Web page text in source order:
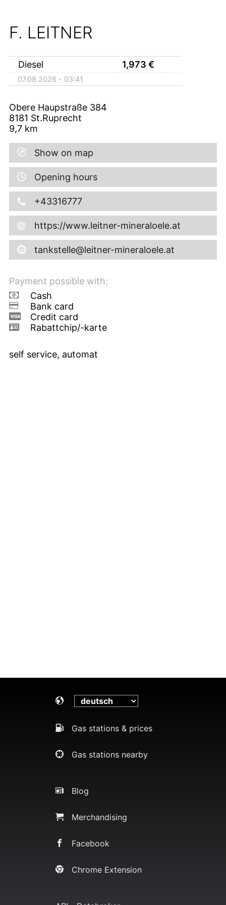
F. LEITNER
Diesel 1,973 €
07.08.2026 - 03:41
Obere Haupstraße 384
8181 St.Ruprecht
9,7 km
Show on map
Opening hours
+43316777
https://www.leitner-mineraloele.at
tankstelle@leitner-mineraloele.at
Payment possible with:
Cash
Bank card
Credit card
Rabattchip/-karte
self service, automat
Gas stations & prices
Gas stations nearby
Blog
Merchandising
Facebook
Chrome Extension